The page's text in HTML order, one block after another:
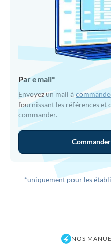
Par email*
Envoyez un mail à
fournissant les références et
commander.
*uniquement pour les
NOS